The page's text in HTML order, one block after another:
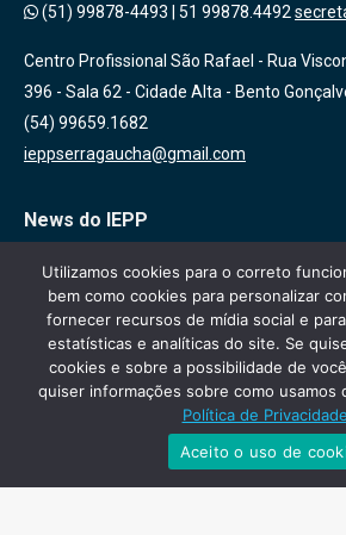
(51) 99878-4493
51 99878.4492
Centro Profissional São Rafael - Rua
396 - Sala 62 - Cidade Alta - Bento
(54) 99659.1682
ieppserragaucha@gmail.com
News do IEPP
Inscreva-se em nossa lista de emails
sobre nossas atividades, cursos e eventos!
Utilizamos cookies para o correto
bem como cookies para personalizar
fornecer recursos de mídia social e
estatísticas e analíticas do site. Se
cookies e sobre a possibilidade de
quiser informações sobre como usamos
Política de Privacidade
Aceito o uso de